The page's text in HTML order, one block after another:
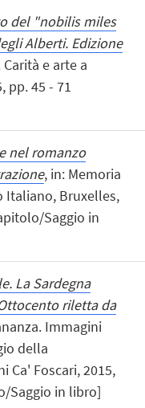
del "nobilis miles
Alberti. Edizione
e arte a
pp. 45 - 71
nel romanzo
, in: Memoria
Italiano, Bruxelles,
Saggio in
La Sardegna
riletta da
Immagini
della
Ca' Foscari, 2015,
Saggio in libro]